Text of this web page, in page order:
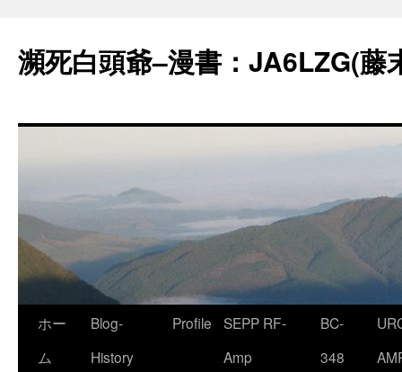
テ
ン
ス
瀕死白頭爺–漫書：JA6LZG(藤
ホー
ム
Blog-
History
Profile
SEPP RF-
Amp
BC-
348